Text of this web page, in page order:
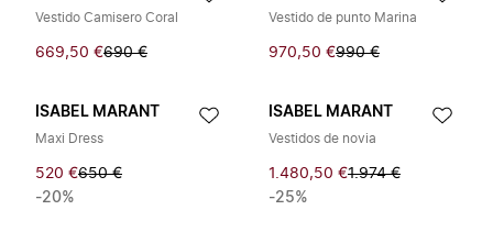
Vestido Camisero Coral
669,50 €690 €
Vestido de punto Marina
970,50 €990 €
ISABEL MARANT
Maxi Dress
520 €650 €
-20%
ISABEL MARANT
Vestidos de novia
1.480,50 €1.974 €
-25%